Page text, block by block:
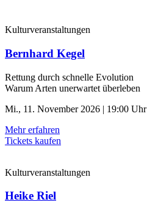
Kulturveranstaltungen
Bernhard Kegel
Rettung durch schnelle ­Evolution
Warum Arten unerwartet überleben
Mi., 11. November 2026 | 19:00 Uhr
Mehr erfahren
Tickets kaufen
Kulturveranstaltungen
Heike Riel